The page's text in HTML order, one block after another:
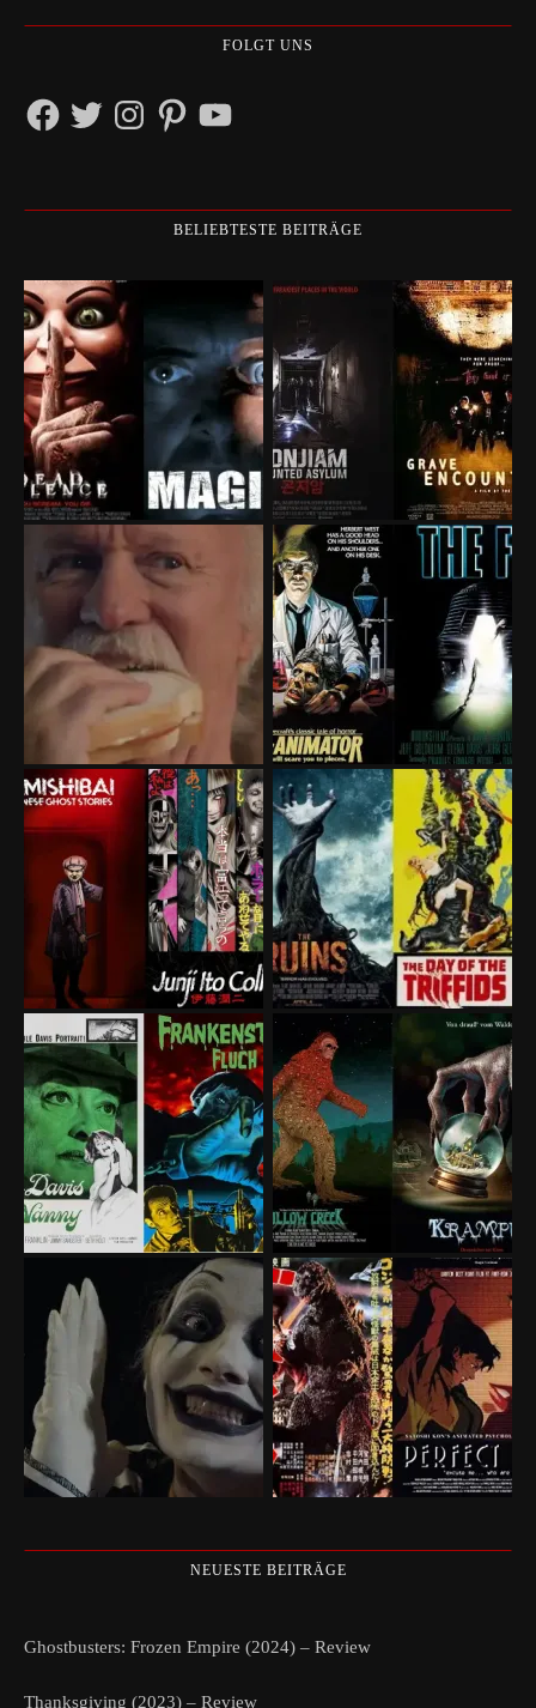
FOLGT UNS
FacebookTwitterInstagramPinterestYouTube
BELIEBTESTE BEITRÄGE
NEUESTE BEITRÄGE
Ghostbusters: Frozen Empire (2024) – Review
Thanksgiving (2023) – Review